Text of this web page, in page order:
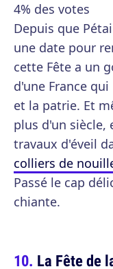
4% des votes
Depuis que
une date pour
cette Fête a un
d'une France
et la patrie. Et
plus d'un siècle,
travaux d'éveil
colliers de
Passé le cap
chiante.
La Fête de